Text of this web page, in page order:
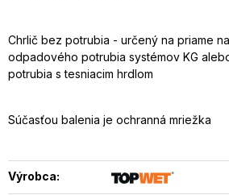
Chrlič bez potrubia - určený na priame
odpadového potrubia systémov KG
potrubia s tesniacim hrdlom
Súčasťou balenia je ochranná mriežka
Výrobca: